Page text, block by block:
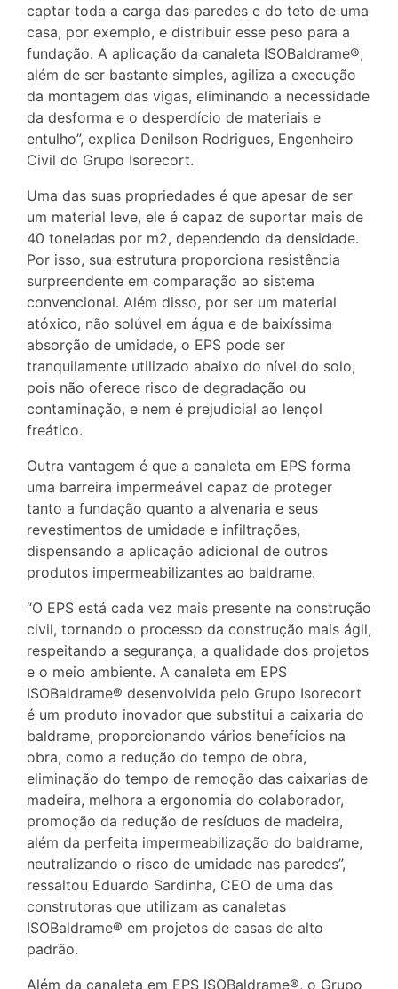
captar toda a carga das paredes e do teto de uma
casa, por exemplo, e distribuir esse peso para a
fundação. A aplicação da canaleta ISOBaldrame®,
além de ser bastante simples, agiliza a execução
da montagem das vigas, eliminando a necessidade
da desforma e o desperdício de materiais e
entulho”, explica Denilson Rodrigues, Engenheiro
Civil do Grupo Isorecort.
Uma das suas propriedades é que apesar de ser
um material leve, ele é capaz de suportar mais de
40 toneladas por m2, dependendo da densidade.
Por isso, sua estrutura proporciona resistência
surpreendente em comparação ao sistema
convencional. Além disso, por ser um material
atóxico, não solúvel em água e de baixíssima
absorção de umidade, o EPS pode ser
tranquilamente utilizado abaixo do nível do solo,
pois não oferece risco de degradação ou
contaminação, e nem é prejudicial ao lençol
freático.
Outra vantagem é que a canaleta em EPS forma
uma barreira impermeável capaz de proteger
tanto a fundação quanto a alvenaria e seus
revestimentos de umidade e infiltrações,
dispensando a aplicação adicional de outros
produtos impermeabilizantes ao baldrame.
“O EPS está cada vez mais presente na construção
civil, tornando o processo da construção mais ágil,
respeitando a segurança, a qualidade dos projetos
e o meio ambiente. A canaleta em EPS
ISOBaldrame® desenvolvida pelo Grupo Isorecort
é um produto inovador que substitui a caixaria do
baldrame, proporcionando vários benefícios na
obra, como a redução do tempo de obra,
eliminação do tempo de remoção das caixarias de
madeira, melhora a ergonomia do colaborador,
promoção da redução de resíduos de madeira,
além da perfeita impermeabilização do baldrame,
neutralizando o risco de umidade nas paredes”,
ressaltou Eduardo Sardinha, CEO de uma das
construtoras que utilizam as canaletas
ISOBaldrame® em projetos de casas de alto
padrão.
Além da canaleta em EPS ISOBaldrame®, o Grupo